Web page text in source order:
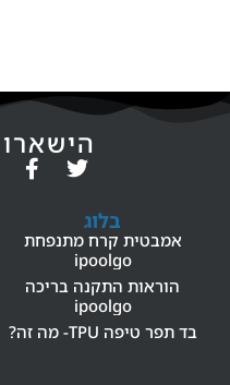
בלוג
אמבטית קרח מתנפחת
ipoolgo
הוראות התקנה בריכה
ipoolgo
בד תפר טיפה TPU- מה זה?